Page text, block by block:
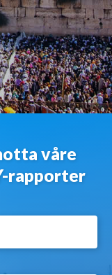
våre
rapporter